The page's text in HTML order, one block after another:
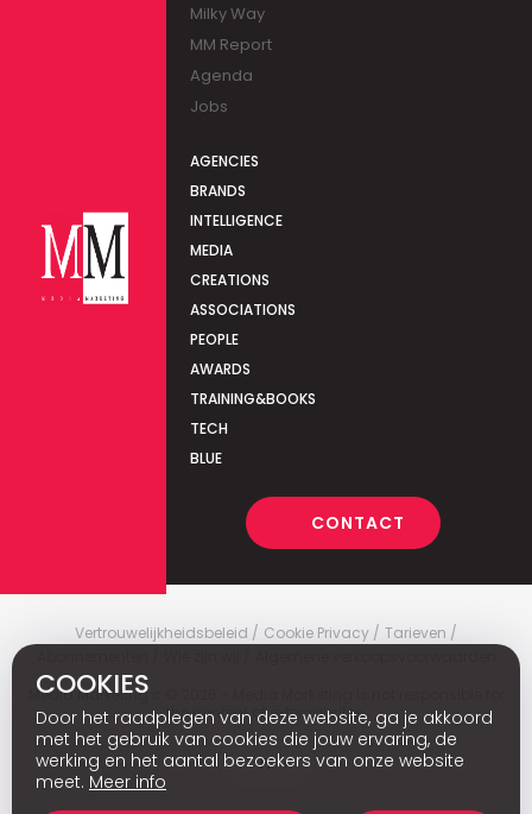
Milky Way
MM Report
Agenda
Jobs
AGENCIES
BRANDS
INTELLIGENCE
MEDIA
CREATIONS
ASSOCIATIONS
PEOPLE
AWARDS
TRAINING&BOOKS
TECH
BLUE
CONTACT
Vertrouwelijkheidsbeleid Cookie Privacy
Tarieven
Media Marketing
the content of external sites.
Fr
COOKIES
Door het raadplegen van deze website, ga je akkoord
met het gebruik van cookies die jouw ervaring, de
werking en het aantal bezoekers van onze website
meet. Meer info